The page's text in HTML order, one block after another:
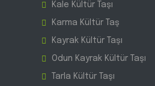
Kale Kültür Taşı
Karma Kültür Taş
Kayrak Kültür Taşı
Odun Kayrak Kültür Taşı
Tarla Kültür Taşı